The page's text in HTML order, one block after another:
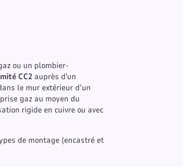
ou un plombier-
CC2 auprès d'un
le mur extérieur d’un
gaz au moyen du
rigide en cuivre ou avec
de montage (encastré et